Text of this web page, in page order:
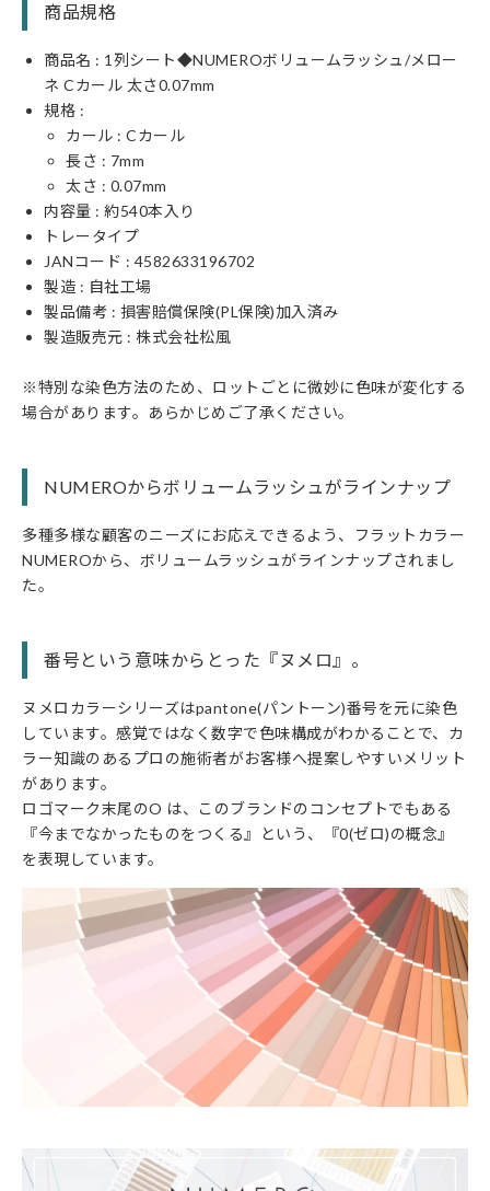
商品規格
商品名 : 1列シート◆NUMEROボリュームラッシュ/メロー
ネ Cカール 太さ0.07mm
規格 :
カール : Cカール
長さ : 7mm
太さ : 0.07mm
内容量 : 約540本入り
トレータイプ
JANコード : 4582633196702
製造 : 自社工場
製品備考 : 損害賠償保険(PL保険)加入済み
製造販売元 : 株式会社松風
※特別な染色方法のため、ロットごとに微妙に色味が変化する
場合があります。あらかじめご了承ください。
NUMEROからボリュームラッシュがラインナップ
多種多様な顧客のニーズにお応えできるよう、フラットカラー
NUMEROから、ボリュームラッシュがラインナップされまし
た。
番号という意味からとった『ヌメロ』。
ヌメロカラーシリーズはpantone(パントーン)番号を元に染色
しています。感覚ではなく数字で色味構成がわかることで、カ
ラー知識のあるプロの施術者がお客様へ提案しやすいメリット
があります。
ロゴマーク末尾のO は、このブランドのコンセプトでもある
『今までなかったものをつくる』という、『0(ゼロ)の概念』
を表現しています。